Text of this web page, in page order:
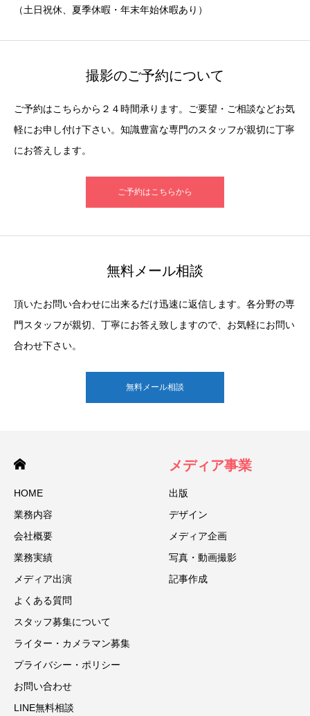
（土日祝休、夏季休暇・年末年始休暇あり）
撮影のご予約について
ご予約はこちらから２４時間承ります。ご要望・ご相談などお気
軽にお申し付け下さい。知識豊富な専門のスタッフが親切に丁寧
にお答えします。
ご予約はこちらから
無料メール相談
頂いたお問い合わせに出来るだけ迅速に返信します。各分野の専
門スタッフが親切、丁寧にお答え致しますので、お気軽にお問い
合わせ下さい。
無料メール相談
HOME
業務内容
会社概要
業務実績
メディア出演
よくある質問
スタッフ募集について
ライター・カメラマン募集
プライバシー・ポリシー
お問い合わせ
LINE無料相談
メディア事業
出版
デザイン
メディア企画
写真・動画撮影
記事作成